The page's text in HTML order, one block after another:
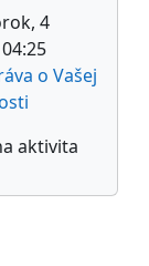
4
o Vašej
aktivita